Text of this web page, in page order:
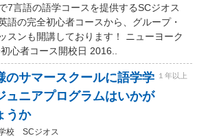
7言語の語学コースを提供するSCジオス
語の完全初心者コースから、グループ・
スンも開講しております！ ニューヨーク
心者コース開校日 2016..
のサマースクールに語学学
ュニアプログラムはいかが
うか
１年以上
校 SCジオス